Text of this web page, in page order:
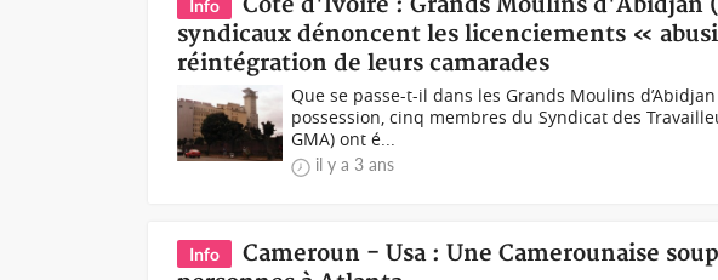
Info
syndicaux dénoncent les licenciements «
réintégration de leurs camarades
Que se passe-t-il dans les Grands Moulins
possession, cinq membres du Syndicat des
GMA) ont é...
il y a 3 ans
Info
Cameroun - Usa : Une Camerounaise